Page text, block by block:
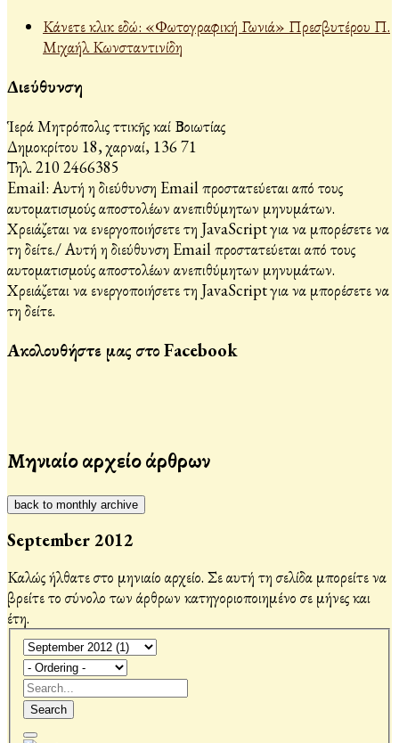
Κάνετε κλικ εδώ: «Φωτογραφική Γωνιά» Πρεσβυτέρου Π.
Μιχαήλ Κωνσταντινίδη
Διεύθυνση
Ἱερά Μητρόπολις Ἀττικῆς καί Βοιωτίας
Δημοκρίτου 18, Ἀχαρναί, 136 71
Τηλ. 210 2466385
Email: Αυτή η διεύθυνση Email προστατεύεται από τους
αυτοματισμούς αποστολέων ανεπιθύμητων μηνυμάτων.
Χρειάζεται να ενεργοποιήσετε τη JavaScript για να μπορέσετε να
τη δείτε./Αυτή η διεύθυνση Email προστατεύεται από τους
αυτοματισμούς αποστολέων ανεπιθύμητων μηνυμάτων.
Χρειάζεται να ενεργοποιήσετε τη JavaScript για να μπορέσετε να
τη δείτε.
Ακολουθήστε μας στο Facebook
Μηνιαίο αρχείο άρθρων
back to monthly archive
September 2012
Καλώς ήλθατε στο μηνιαίο αρχείο. Σε αυτή τη σελίδα μπορείτε να
βρείτε το σύνολο των άρθρων κατηγοριοποιημένο σε μήνες και
έτη.
Search